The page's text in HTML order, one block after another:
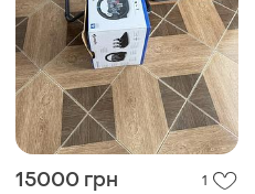
15000 грн 1